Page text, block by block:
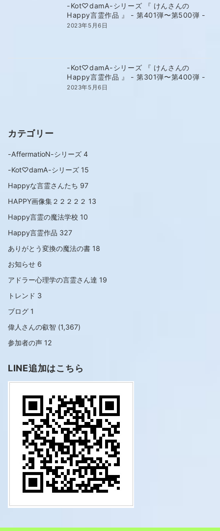
-Kot♡damA-シリーズ 『 けんさんの
Happy言霊作品 』 - 第401弾〜第500弾 -
2023年5月6日
-Kot♡damA-シリーズ 『 けんさんの
Happy言霊作品 』 - 第301弾〜第400弾 -
2023年5月6日
カテゴリー
-AffermatioN-シリーズ 4
-Kot♡damA-シリーズ 15
Happyな言霊さんたち 97
HAPPY画像集２２２２２ 13
Happy言霊の魔法学校 10
Happy言霊作品 327
ありがとう変換の魔法の書 18
お知らせ 6
アドラー心理学の言霊さん達 19
トレンド 3
ブログ 1
偉人さんの叡智 (1,367)
参加者の声 12
LINE追加はこちら